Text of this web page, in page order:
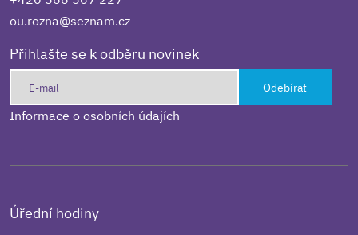
ou.rozna@seznam.cz
Přihlašte se k odběru novinek
Odebírat
Informace o osobních údajích
Úřední hodiny